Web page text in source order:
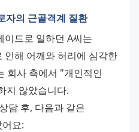
자의 근골격계 질환
이드로 일하던 A씨는
인해 어깨와 허리에 심각한
회사 측에서 "개인적인
지 않았습니다.
담 후, 다음과 같은
요: